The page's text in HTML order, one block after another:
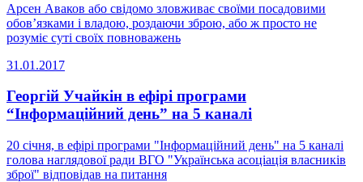
Арсен Аваков або свідомо зловживає своїми посадовими
обов’язками і владою, роздаючи зброю, або ж просто не
розуміє суті своїх повноважень
31.01.2017
Георгій Учайкін в ефірі програми
“Інформаційний день” на 5 каналі
20 січня, в ефірі програми "Інформаційний день" на 5 каналі
голова наглядової ради ВГО "Українська асоціація власників
зброї" відповідав на питання